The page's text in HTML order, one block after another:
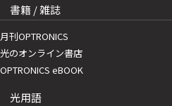
書籍 / 雑誌
月刊OPTRONICS
光のオンライン書店
OPTRONICS eBOOK
光用語